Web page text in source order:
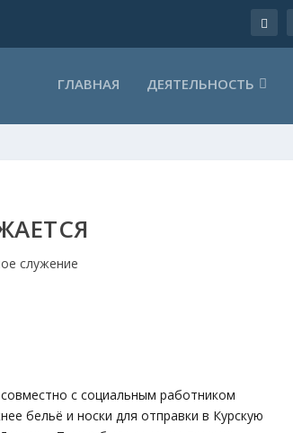
ГЛАВНАЯ ДЕЯТЕЛЬНОСТЬ
служение
с социальным работником
бельё и носки для отправки в Курскую